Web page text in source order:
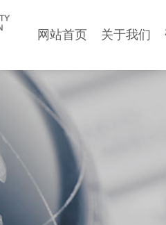
网站首页 关于我们